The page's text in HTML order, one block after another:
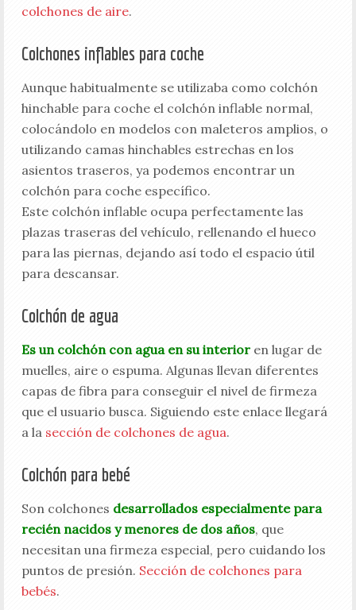
colchones de aire.
Colchones inflables para coche
Aunque habitualmente se utilizaba como colchón
hinchable para coche el colchón inflable normal,
colocándolo en modelos con maleteros amplios, o
utilizando camas hinchables estrechas en los
asientos traseros, ya podemos encontrar un
colchón para coche específico.
Este colchón inflable ocupa perfectamente las
plazas traseras del vehículo, rellenando el hueco
para las piernas, dejando así todo el espacio útil
para descansar.
Colchón de agua
Es un colchón con agua en su interioren lugar de
muelles, aire o espuma. Algunas llevan diferentes
capas de fibra para conseguir el nivel de firmeza
que el usuario busca. Siguiendo este enlace llegará
a la sección de colchones de agua.
Colchón para bebé
Son colchones desarrollados especialmente para
recién nacidos y menores de dos años, que
necesitan una firmeza especial, pero cuidando los
puntos de presión. Sección de colchones para
bebés.